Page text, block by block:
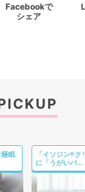
Facebookで
シェア
睡眠
「イソジン®
に「うがいパ...